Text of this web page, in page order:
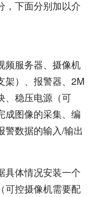
，下面分别加以介
频服务器、摄像机
架）、报警器、2M
、稳压电源（可
成图像的采集、编
警数据的输入/输出
具体情况安装一个
可控摄像机需要配